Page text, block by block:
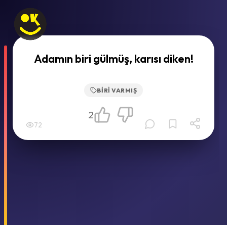
Adamın biri gülmüş, karısı diken!
BIRI VARMIŞ
72
2